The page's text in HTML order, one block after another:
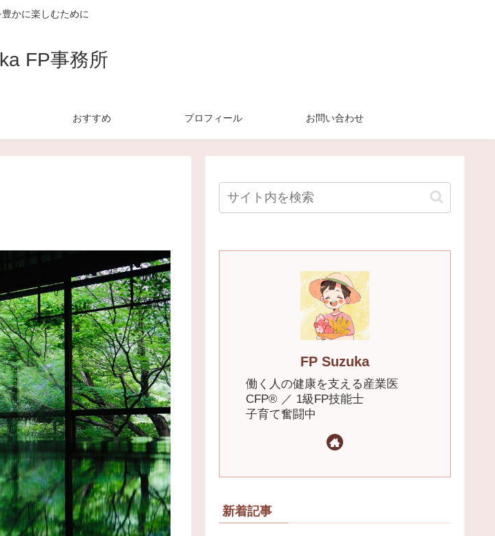
豊かに楽しむために
FP事務所
おすすめ プロフィール お問い合わせ
FP Suzuka
働く人の健康を支える産業医
CFP® ／ 1級FP技能士
子育て奮闘中
新着記事